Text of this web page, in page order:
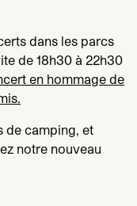
dans les parcs
de 18h30 à 22h30
en hommage de
de camping, et
notre nouveau